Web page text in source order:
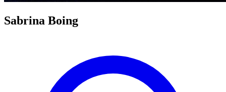
Sabrina Boing